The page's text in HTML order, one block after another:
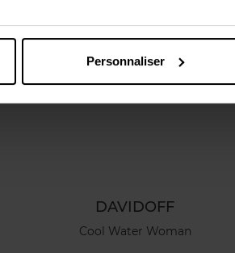
Personnaliser
DAVIDOFF
Cool Water Woman